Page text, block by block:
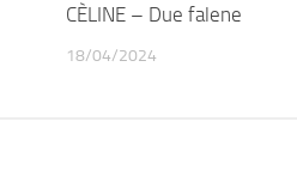
CÈLINE – Due falene
18/04/2024